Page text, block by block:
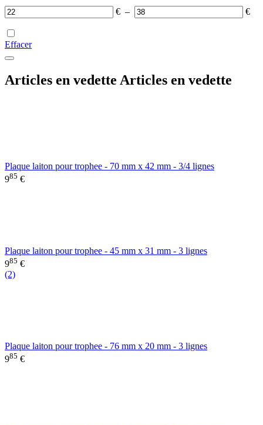
€ – €
Effacer
Articles en vedette Articles en vedette
Plaque laiton pour trophee - 70 mm x 42 mm - 3/4 lignes
985 €
Plaque laiton pour trophee - 45 mm x 31 mm - 3 lignes
985 €
(2)
Plaque laiton pour trophee - 76 mm x 20 mm - 3 lignes
985 €